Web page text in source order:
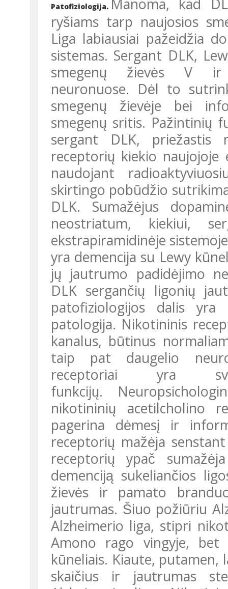
Patofiziologija. Manoma, kad
ryšiams tarp naujosios
Liga labiausiai pažeidžia
sistemas. Sergant DLK,
smegenų žievės V ir
neuronuose. Dėl to
smegenų žievėje bei
smegenų sritis. Pažintinių
sergant DLK, priežastis
receptorių kiekio naujojoje
naudojant
skirtingo pobūdžio
DLK. Sumažėjus
neostriatum, kiekiui,
ekstrapiramidinėje
yra demencija su Lewy
jų jautrumo padidėjimo
DLK sergančių ligonių
patofiziologijos dalis yra
patologija. Nikotininis
kanalus, būtinus
taip pat daugelio
receptoriai yra
funkcijų.
nikotininių acetilcholino
pagerina dėmesį ir
receptorių mažėja
receptorių ypač
demenciją sukeliančios
žievės ir pamato
jautrumas. Šiuo požiūriu
Alzheimerio liga, stipri
Amono rago vingyje, bet
kūneliais. Kiaute,
skaičius ir jautrumas